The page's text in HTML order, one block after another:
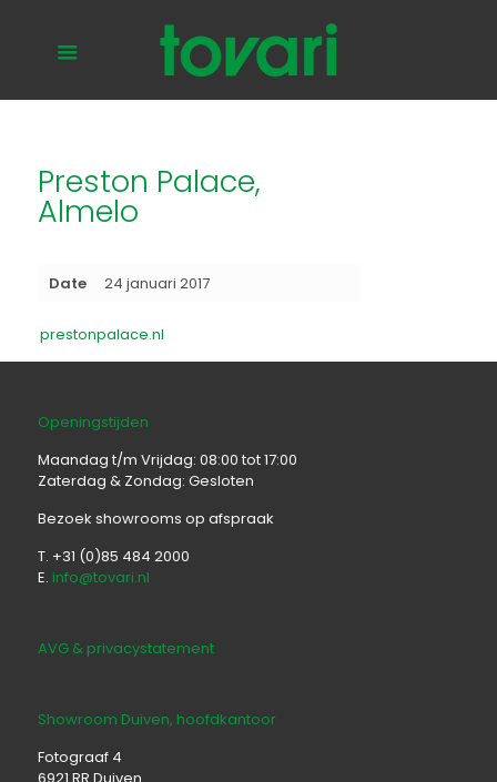
Preston Palace,
Almelo
Date 24 januari 2017
prestonpalace.nl
Openingstijden
Maandag t/m Vrijdag: 08:00 tot 17:00
Zaterdag & Zondag: Gesloten
Bezoek showrooms op afspraak
T. +31 (0)85 484 2000
E. info@tovari.nl
AVG & privacystatement
Showroom Duiven, hoofdkantoor
Fotograaf 4